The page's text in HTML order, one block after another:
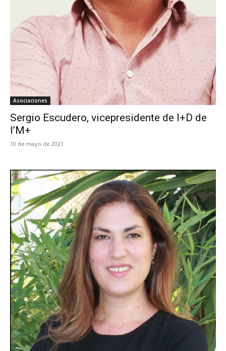
Asociaciones
Sergio Escudero, vicepresidente de I+D de
I’M+
10 de mayo de 2021